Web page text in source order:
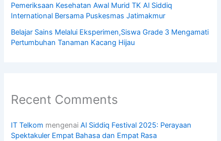
Pemeriksaan Kesehatan Awal Murid TK Al Siddiq
International Bersama Puskesmas Jatimakmur
Belajar Sains Melalui Eksperimen,Siswa Grade 3 Mengamati
Pertumbuhan Tanaman Kacang Hijau
Recent Comments
IT Telkom mengenaiAl Siddiq Festival 2025: Perayaan
Spektakuler Empat Bahasa dan Empat Rasa